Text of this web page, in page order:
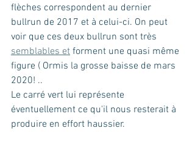
flèches correspondent au dernier
bullrun de 2017 et à celui-ci. On peut
voir que ces deux bullrun sont très
semblables et forment une quasi même
figure ( Ormis la grosse baisse de mars
2020! ..
Le carré vert lui représente
éventuellement ce qu'il nous resterait à
produire en effort haussier.